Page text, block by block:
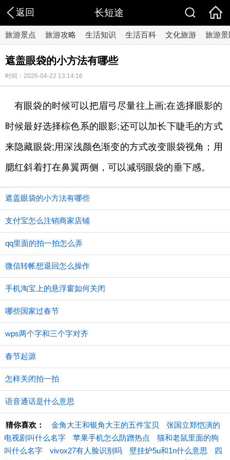
返回 长短途
旅游景点 旅游攻略 生活知识 生活百科 文化旅游 旅游景
遮盖眼袋的小方法有哪些
时间：2026-04-22 13:14:16
有眼袋的时候可以把眉弓尽量往上画;在选择眼影的
时候最好选择棕色系的眼影;还可以加长下睫毛的方式
来隐藏眼袋;用深浅颜色渐变的方式改变眼袋视角；用
腮红斜着打在鼻翼两侧，可以减弱眼袋的垂下感。
遮盖眼袋的小方法有哪些
支付宝怎么注销商家店铺
qq里面的拍一拍怎么弄
微信转帐想退回怎么操作
手机淘宝上的悬浮窗如何关闭
哪些国家过春节
wps两个字和三个字对齐
春节起源
怎样关闭拍一拍
语音通话是什么意思
猜你喜欢： 金角大王和银角大王的五件宝贝
张国立郑恺演的
电视剧叫什么名字
苹果手机怎么防蹭热点
猫和老鼠里面的狗
叫什么名字
vivox27有人脸识别吗 壁挂炉5u和1n什么意思
四